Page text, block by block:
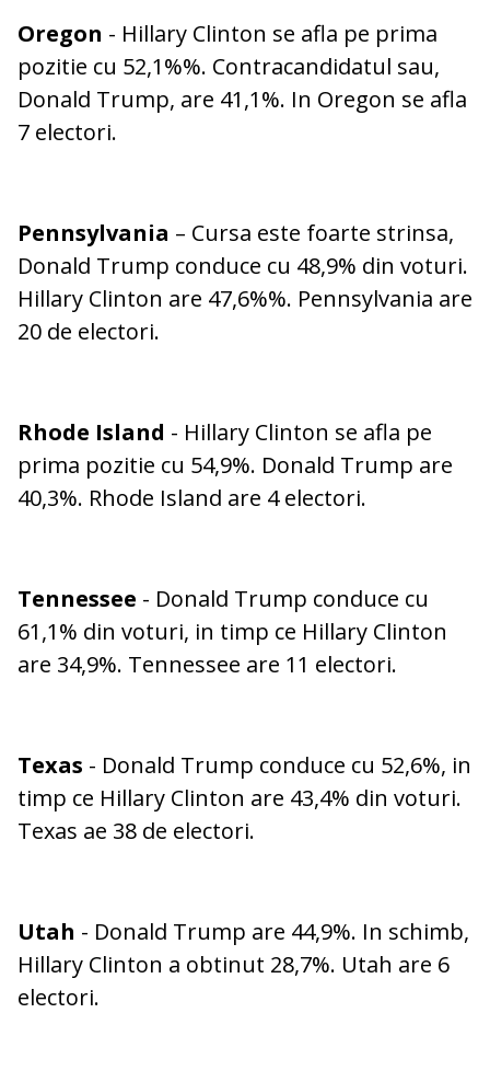
Oregon - Hillary Clinton se afla pe prima
pozitie cu 52,1%%. Contracandidatul sau,
Donald Trump, are 41,1%. In Oregon se afla
7 electori.
Pennsylvania – Cursa este foarte strinsa,
Donald Trump conduce cu 48,9% din voturi.
Hillary Clinton are 47,6%%. Pennsylvania are
20 de electori.
Rhode Island - Hillary Clinton se afla pe
prima pozitie cu 54,9%. Donald Trump are
40,3%. Rhode Island are 4 electori.
Tennessee - Donald Trump conduce cu
61,1% din voturi, in timp ce Hillary Clinton
are 34,9%. Tennessee are 11 electori.
Texas - Donald Trump conduce cu 52,6%, in
timp ce Hillary Clinton are 43,4% din voturi.
Texas ae 38 de electori.
Utah - Donald Trump are 44,9%. In schimb,
Hillary Clinton a obtinut 28,7%. Utah are 6
electori.